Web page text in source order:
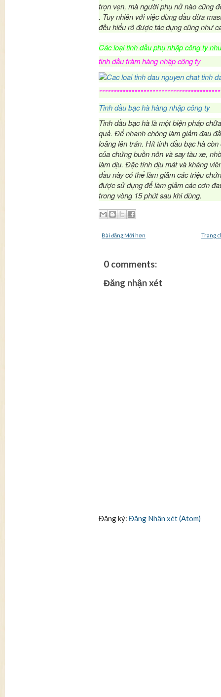
trọn vẹn, mà người phụ nử nào cũng
. Tuy nhiên với việc dùng dầu dừa
đều hiểu rõ được tác dụng cũng như
Các loại tinh dầu phụ nhập công ty
tinh dầu tràm hàng nhập công ty
Tinh dầu bạc hà hàng nhập công ty
Tinh dầu bạc hà là một biện pháp
quả. Để nhanh chóng làm giảm đau
loãng lên trán. Hít tinh dầu bạc hà
của chứng buồn nôn và say tàu xe,
làm dịu. Đặc tính dịu mát và kháng
dầu này có thể làm giảm các triệu
được sử dụng để làm giảm các cơn
trong vòng 15 phút sau khi dùng.
Bài đăng Mới hơn Trang
0 comments:
Đăng nhận xét
Đăng ký: Đăng Nhận xét (Atom)